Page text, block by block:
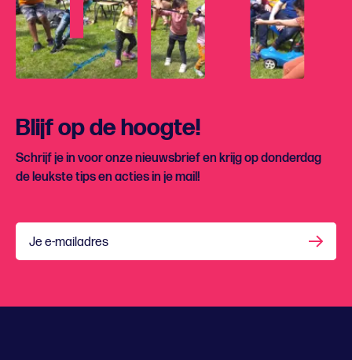
Blijf op de hoogte!
Schrijf je in voor onze nieuwsbrief en krijg op donderdag
de leukste tips en acties in je mail!
Je e-mailadres